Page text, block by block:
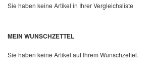
Quickview
Sie haben keine Artikel in Ihrer Vergleichsliste
MEIN WUNSCHZETTEL
Sie haben keine Artikel auf Ihrem Wunschzettel.